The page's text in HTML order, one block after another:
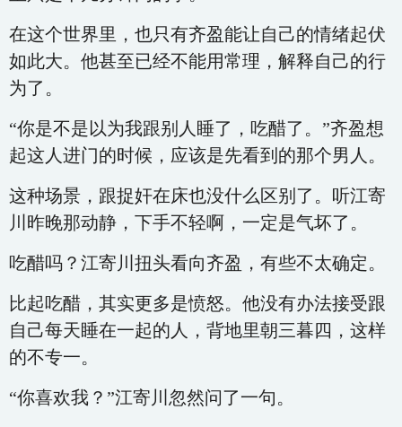
在这个世界里，也只有齐盈能让自己的情绪起伏
如此大。他甚至已经不能用常理，解释自己的行
为了。
“你是不是以为我跟别人睡了，吃醋了。”齐盈想
起这人进门的时候，应该是先看到的那个男人。
这种场景，跟捉奸在床也没什么区别了。听江寄
川昨晚那动静，下手不轻啊，一定是气坏了。
吃醋吗？江寄川扭头看向齐盈，有些不太确定。
比起吃醋，其实更多是愤怒。他没有办法接受跟
自己每天睡在一起的人，背地里朝三暮四，这样
的不专一。
“你喜欢我？”江寄川忽然问了一句。